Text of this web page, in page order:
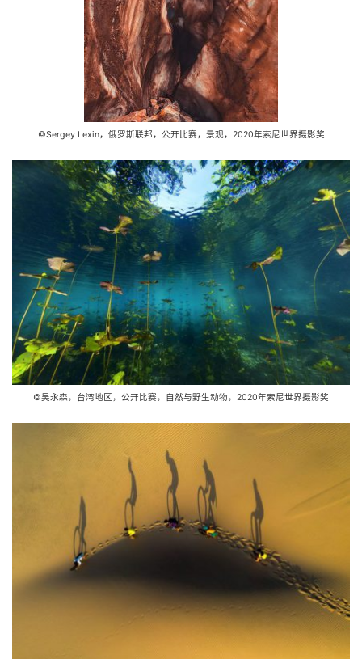
©Sergey Lexin，俄罗斯联邦，公开比赛，景观，2020年索尼世界摄影奖
©吴永森，台湾地区，公开比赛，自然与野生动物，2020年索尼世界摄影奖